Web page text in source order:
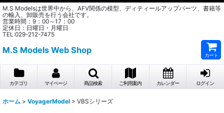
M.S Modelsは世界中から、AFV関係の模型、ディティールアップパーツ、書籍等
の輸入、卸販売を行う会社です。
営業時間：9：00～17：00
定休日：日曜日・月曜日
TEL:029-212-7475
M.S Models Web Shop
カート
カテゴリ マイページ 商品検索 ご利用案内 カレンダー ログイン
ホーム > VoyagerModel > VBSシリーズ